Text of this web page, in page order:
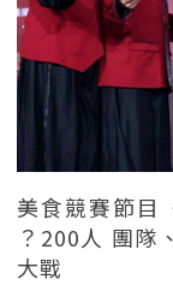
美食競賽節目
？200人 團隊
大戰